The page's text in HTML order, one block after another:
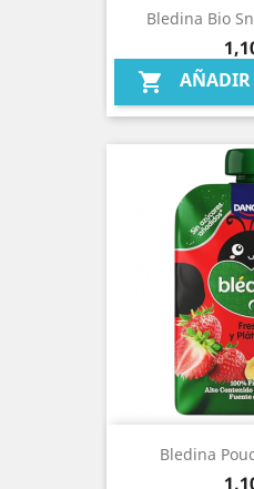
Bledina Bio
 AÑADIR
Bledina